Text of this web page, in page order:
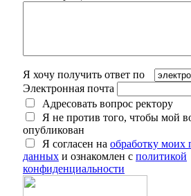
Я хочу получить ответ по
Электронная почта
Адресовать вопрос ректору
Я не против того, чтобы мой
опубликован
Я согласен на обработку моих
данных и ознакомлен с политикой
конфиденциальности